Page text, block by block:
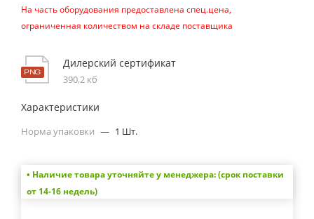
На часть оборудования предоставлена спец.цена,
ограниченная количеством на складе поставщика
Дилерский сертификат
390,2 кб
Характеристики
Норма упаковки — 1 Шт.
• Наличие товара уточняйте у менеджера: (срок поставки
от 14-16 недель)